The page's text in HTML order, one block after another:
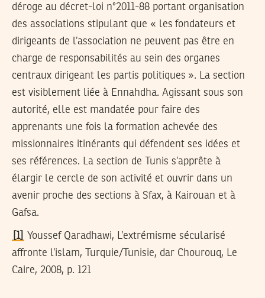
déroge au décret-loi n°2011-88 portant organisation
des associations stipulant que « les fondateurs et
dirigeants de l’association ne peuvent pas être en
charge de responsabilités au sein des organes
centraux dirigeant les partis politiques ». La section
est visiblement liée à Ennahdha. Agissant sous son
autorité, elle est mandatée pour faire des
apprenants une fois la formation achevée des
missionnaires itinérants qui défendent ses idées et
ses références. La section de Tunis s’apprête à
élargir le cercle de son activité et ouvrir dans un
avenir proche des sections à Sfax, à Kairouan et à
Gafsa.
[1]
Youssef Qaradhawi, L’extrémisme sécularisé
affronte l’islam, Turquie/Tunisie, dar Chourouq, Le
Caire, 2008, p. 121